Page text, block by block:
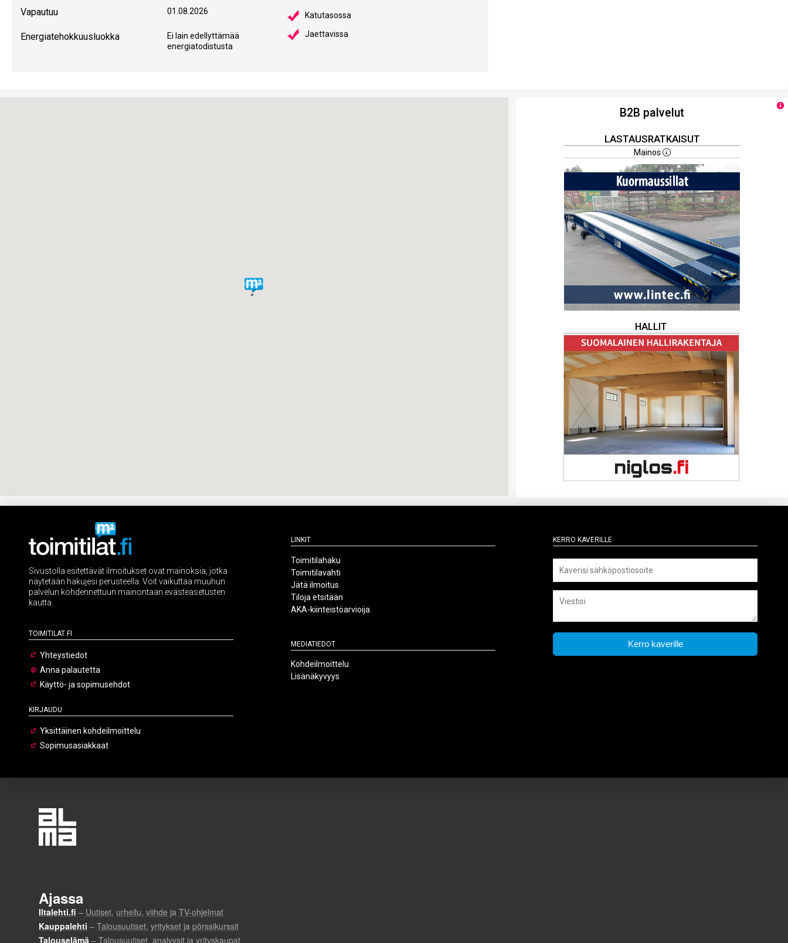
Vapautuu 01.08.2026
Energiatehokkuusluokka
Ei lain edellyttämää
energiatodistusta
Katutasossa
Jaettavissa
B2B palvelut
LASTAUSRATKAISUT
Mainos
HALLIT
Sivustolla esitettävät ilmoitukset ovat mainoksia, jotka
näytetään hakujesi perusteella. Voit vaikuttaa muuhun
palvelun kohdennettuun mainontaan evästeasetusten
kautta.
Toimitilat.fi
Yhteystiedot
Anna palautetta
Käyttö- ja sopimusehdot
Kirjaudu
Yksittäinen kohdeilmoittelu
Sopimusasiakkaat
Linkit
Toimitilahaku
Toimitilavahti
Jätä ilmoitus
Tiloja etsitään
AKA-kiinteistöarvioija
Mediatiedot
Kohdeilmoittelu
Lisänäkyvyys
Kerro kaverille